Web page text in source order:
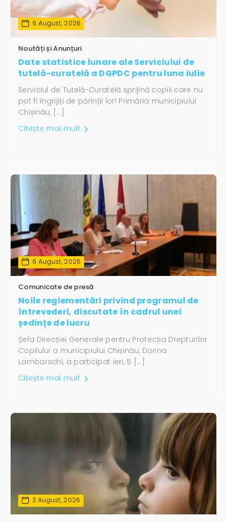
6 August, 2026
Noutăți și Anunțuri
Date statistice lunare ale Serviciului de
tutelă-curatelă a DGPDC pentru luna iulie
Serviciul de Tutelă-Curatelă sprijină copiii care nu
pot fi îngrijiți de părinții lor! Primăria municipiului
Chișinău, […]
Citește mai mult
6 August, 2026
Comunicate de presă
Noile reglementări privind programul de
întrevederi, discutate în cadrul unei
ședințe de lucru
Șefa Direcției Generale pentru Protecția Drepturilor
Copilului a municipiului Chișinău, Dorina
Lambarschi, a participat ieri, 5 […]
Citește mai mult
3 August, 2026